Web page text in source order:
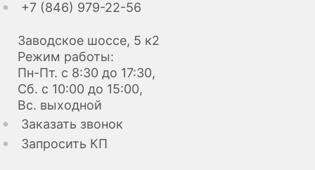
+7 (846) 979-22-56
Заводское шоссе, 5 к2
Режим работы:
Пн-Пт. с 8:30 до 17:30,
Сб. с 10:00 до 15:00,
Вс. выходной
Заказать звонок
Запросить КП